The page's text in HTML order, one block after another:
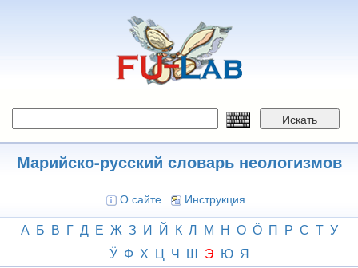
Искать
Марийско-русский словарь неологизмов
О сайте Инструкция
А Б В Г Д Е Ж З И Й К Л М Н О Ӧ П Р С Т У
Ӱ Ф Х Ц Ч Ш Э Ю Я